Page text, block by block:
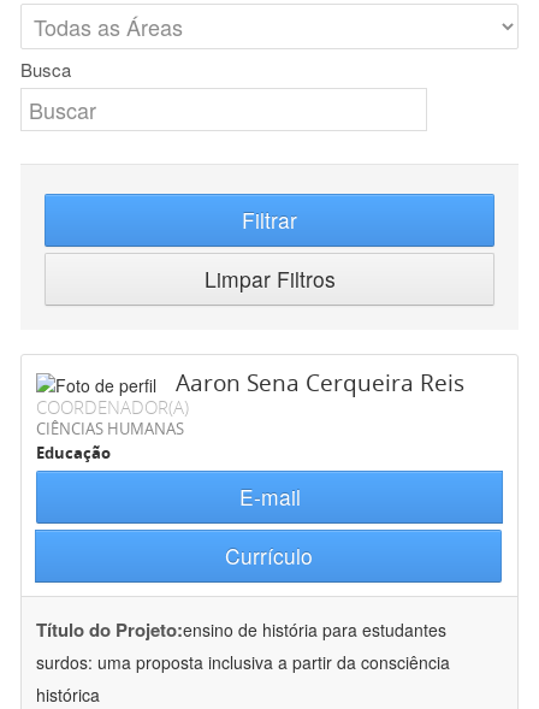
Busca
Filtrar
Limpar Filtros
Aaron Sena Cerqueira Reis
COORDENADOR(A)
CIÊNCIAS HUMANAS
Educação
E-mail
Currículo
Título do Projeto:ensino de história para estudantes
surdos: uma proposta inclusiva a partir da consciência
histórica